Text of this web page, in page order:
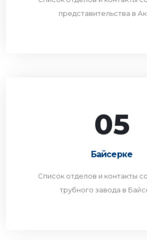
представительства в
ПЕРЕЙТИ
05
Байсерке
Список отделов и контакты
трубного завода в
Байсерке
трубного завода в
ПЕРЕЙТИ